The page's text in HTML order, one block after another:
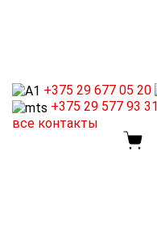
+375 29 677 05 20
+375 29 577 93 31
все контакты